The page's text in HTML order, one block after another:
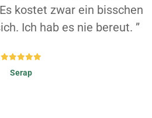
kostet zwar ein bisschen
Ich hab es nie bereut. ”
Serap